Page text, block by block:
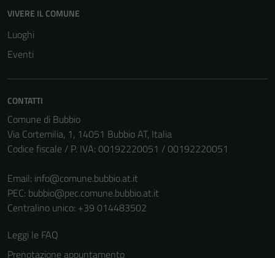
VIVERE IL COMUNE
Luoghi
Eventi
CONTATTI
Comune di Bubbio
Via Cortemilia, 1, 14051 Bubbio AT, Italia
Codice fiscale / P. IVA: 00192220051 / 00192220051
Email: info@comune.bubbio.at.it
PEC: bubbio@pec.comune.bubbio.at.it
Centralino unico: +39 014483502
Leggi le FAQ
Prenotazione appuntamento
disabilitati.
personali.